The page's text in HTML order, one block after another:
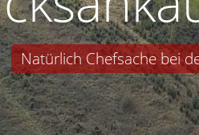
Natürlich Chefsache bei